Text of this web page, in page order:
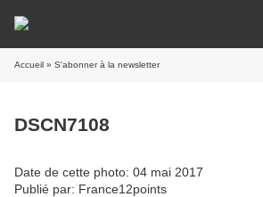
Accueil » S'abonner à la newsletter
DSCN7108
Date de cette photo: 04 mai 2017
Publié par: France12points